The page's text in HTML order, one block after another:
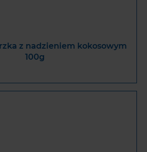
z nadzieniem kokosowym
100g